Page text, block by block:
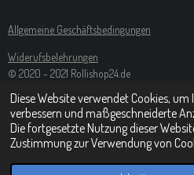
Diese Website verwendet Cookies, um
verbessern und maßgeschneiderte
Die fortgesetzte Nutzung dieser
Zustimmung zur Verwendung von
Allgemeine Geschäftsbedingungen
Widerufsbelehrungen
© 2020 - 2021 Rollishop24.de